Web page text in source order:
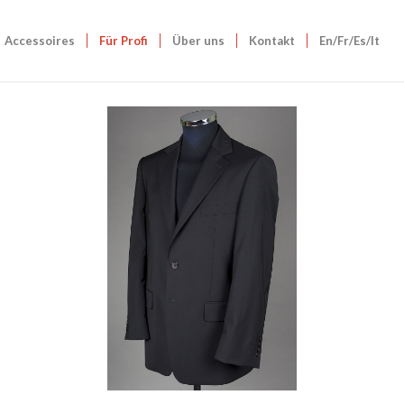
Accessoires Für Profi Über uns Kontakt En/Fr/Es/It